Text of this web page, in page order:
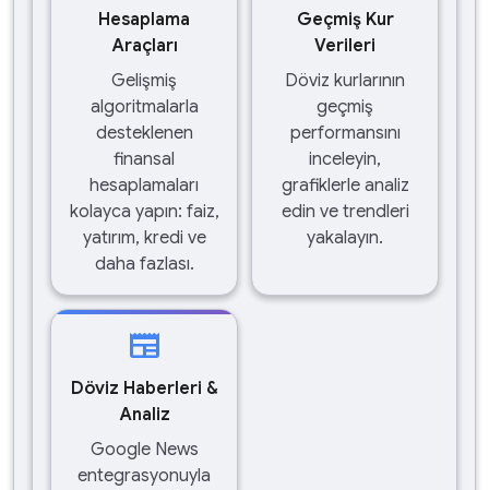
Hesaplama
Araçları
Gelişmiş
algoritmalarla
desteklenen
finansal
hesaplamaları
kolayca yapın: faiz,
yatırım, kredi ve
daha fazlası.
Geçmiş Kur
Verileri
Döviz kurlarının
geçmiş
performansını
inceleyin,
grafiklerle analiz
edin ve trendleri
yakalayın.
newspaper
Döviz Haberleri &
Analiz
Google News
entegrasyonuyla